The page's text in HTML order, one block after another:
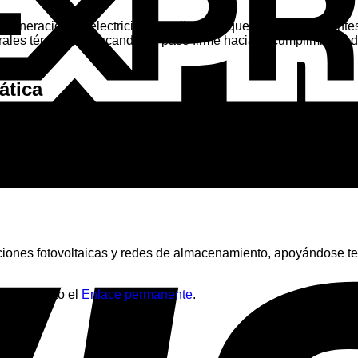
de electricidad mediante la quema de carbón
térmicas, marcando un paso firme hacia el
respaldo de la red eléctrica. Esta transición es vital para
y carbón por eficientes bombas de calor aerotérmicas
fotovoltaicas y redes de almacenamiento, apoyándose
favorito el Enlace permanente.